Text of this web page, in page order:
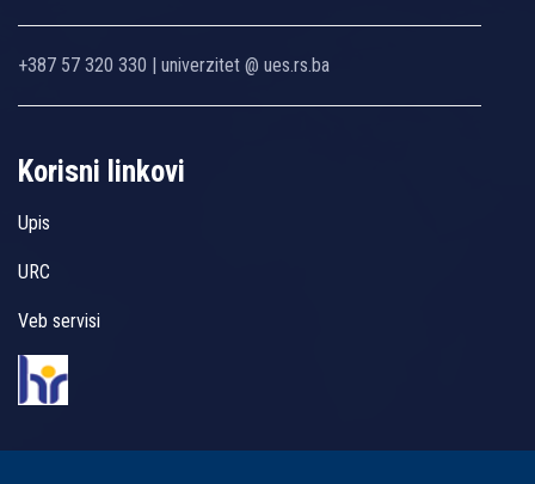
+387 57 320 330 | univerzitet @ ues.rs.ba
Korisni linkovi
Upis
URC
Veb servisi